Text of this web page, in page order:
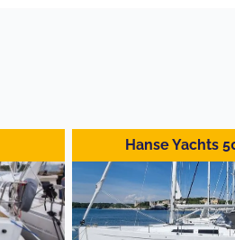
Hanse Yachts